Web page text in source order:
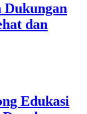
Dukungan
dan
Edukasi